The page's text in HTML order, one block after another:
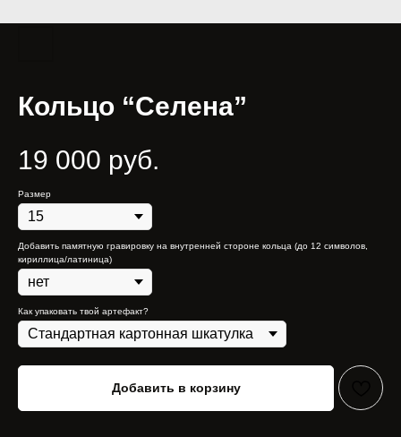
Кольцо “Селена”
19 000 руб.
Размер
Добавить памятную гравировку на внутренней стороне кольца (до 12 символов,
кириллица/латиница)
Как упаковать твой артефакт?
Добавить в корзину